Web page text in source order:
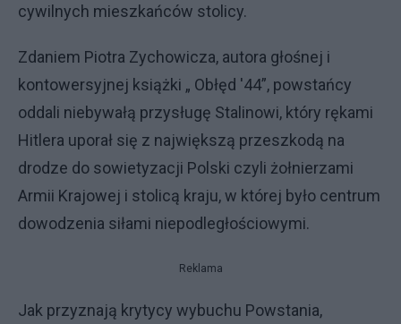
cywilnych mieszkańców stolicy.
Zdaniem Piotra Zychowicza, autora głośnej i
kontowersyjnej książki „ Obłęd '44”, powstańcy
oddali niebywałą przysługę Stalinowi, który rękami
Hitlera uporał się z największą przeszkodą na
drodze do sowietyzacji Polski czyli żołnierzami
Armii Krajowej i stolicą kraju, w której było centrum
dowodzenia siłami niepodległościowymi.
Reklama
Jak przyznają krytycy wybuchu Powstania,